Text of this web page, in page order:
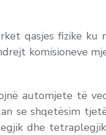
qasjes fizike ku
komisioneve
automjete të
se shqetësim
dhe